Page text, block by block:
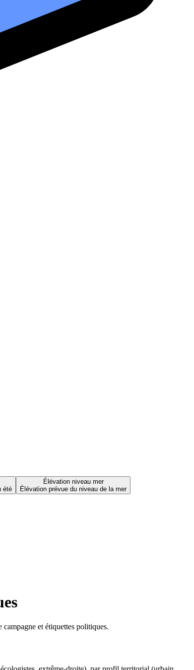
été
Élévation niveau mer
Élévation prévue du niveau de la mer
et étiquettes politiques.